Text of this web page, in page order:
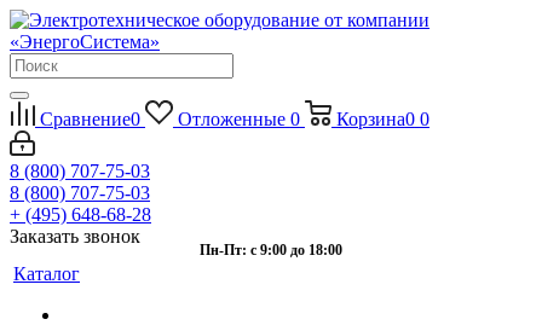
Сравнение0 Отложенные 0 Корзина0 0
8 (800) 707-75-03
8 (800) 707-75-03
+ (495) 648-68-28
Заказать звонок
Пн-Пт: с 9:00 до 18:00
Каталог